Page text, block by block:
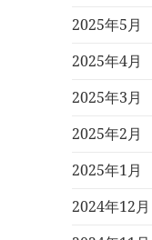
2025年5月
2025年4月
2025年3月
2025年2月
2025年1月
2024年12月